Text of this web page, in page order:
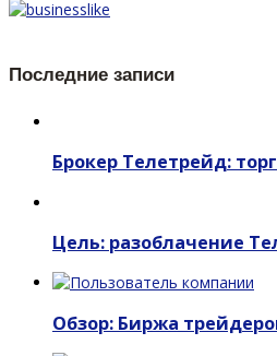
Последние записи
Брокер Телетрейд:
Цель: разоблачение
Обзор: Биржа